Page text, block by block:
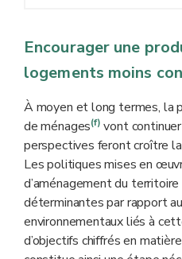
Encourager une
logements moins
À moyen et long termes, la
de ménages(f) vont
perspectives feront croître
Les politiques mises en
d’aménagement du
déterminantes par rapport
environnementaux liés à
d’objectifs chiffrés en